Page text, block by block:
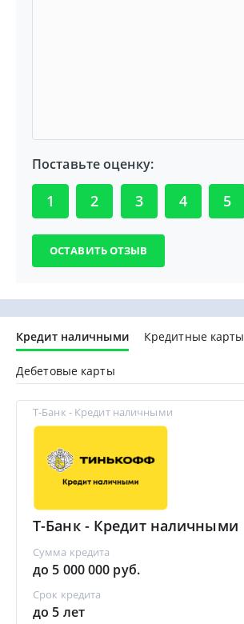
Поставьте оценку:
1 2 3 4 5
Кредит наличными Кредитные карты
Дебетовые карты
Т-Банк - Кредит наличными
Т-Банк - Кредит наличными
Сумма кредита
до 5 000 000 руб.
Срок кредита
до 5 лет